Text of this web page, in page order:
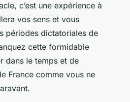
c’est une expérience à
vos sens et vous
périodes dictatoriales de
cette formidable
dans le temps et de
France comme vous ne